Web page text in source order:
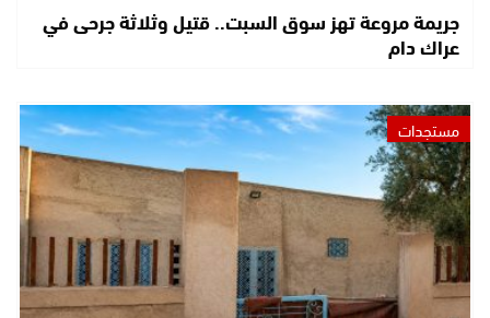
جريمة مروعة تهز سوق السبت.. قتيل وثلاثة جرحى في
عراك دام
مستجدات